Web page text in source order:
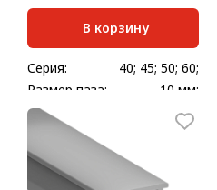
В корзину
Серия:
40; 45; 50; 60;
Размер паза:
10 мм;
Стандартная длина,
2000
Масса, кг/шт: